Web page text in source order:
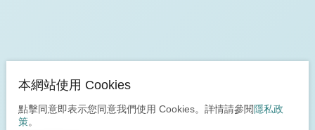
本網站使用 Cookies
點擊同意即表示您同意我們使用 Cookies。詳情請參閱隱私政
策。